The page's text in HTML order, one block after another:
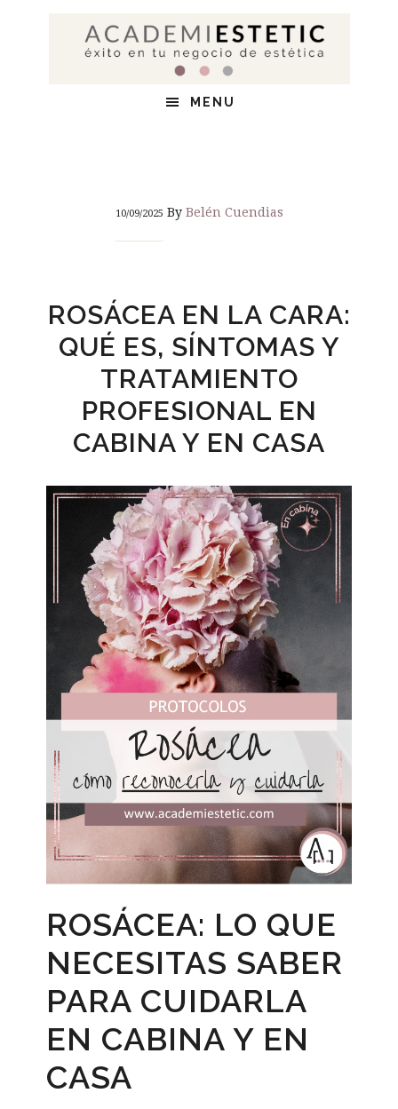
MENU
10/09/2025 By Belén Cuendias
ROSÁCEA EN LA CARA:
QUÉ ES, SÍNTOMAS Y
TRATAMIENTO
PROFESIONAL EN
CABINA Y EN CASA
ROSÁCEA: LO QUE
NECESITAS SABER
PARA CUIDARLA
EN CABINA Y EN
CASA